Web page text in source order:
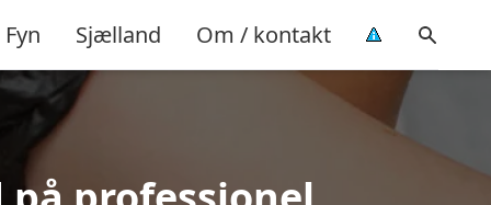
Fyn Sjælland Om / kontakt